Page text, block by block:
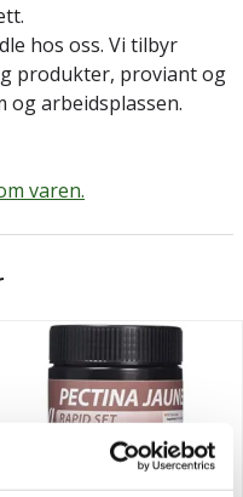
hos oss. Vi tilbyr
produkter, proviant og
og arbeidsplassen.
varen.